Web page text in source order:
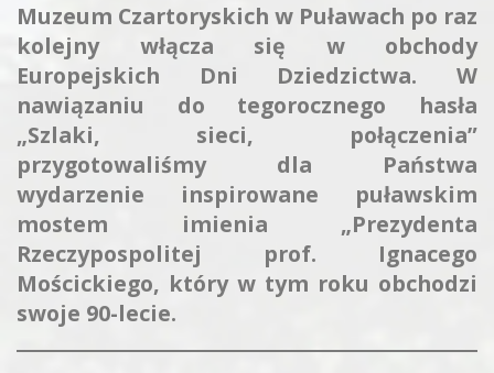
Muzeum Czartoryskich w Puławach po raz
kolejny włącza się w obchody
Europejskich Dni Dziedzictwa. W
nawiązaniu do tegorocznego hasła
„Szlaki, sieci, połączenia”
przygotowaliśmy dla Państwa
wydarzenie inspirowane puławskim
mostem imienia „Prezydenta
Rzeczypospolitej prof. Ignacego
Mościckiego, który w tym roku obchodzi
swoje 90-lecie.